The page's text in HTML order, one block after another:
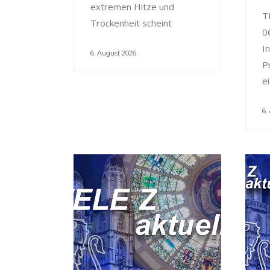
extremen Hitze und
Trockenheit scheint
6. August 2026
6.